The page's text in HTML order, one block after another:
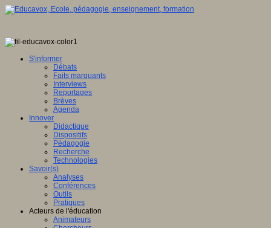
S'informer
Débats
Faits marquants
Interviews
Reportages
Brèves
Agenda
Innover
Didactique
Dispositifs
Pédagogie
Recherche
Technologies
Savoir(s)
Analyses
Conférences
Outils
Pratiques
Acteurs de l'éducation
Animateurs